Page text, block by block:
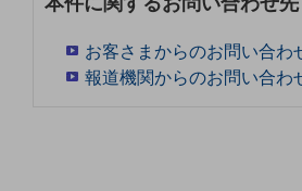
タフネススマートフォン
お客さまからのお問い合わ
報道機関からのお問い合わ